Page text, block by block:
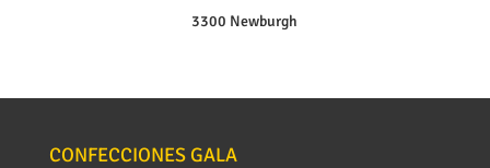
3300 Newburgh
CONFECCIONES GALA